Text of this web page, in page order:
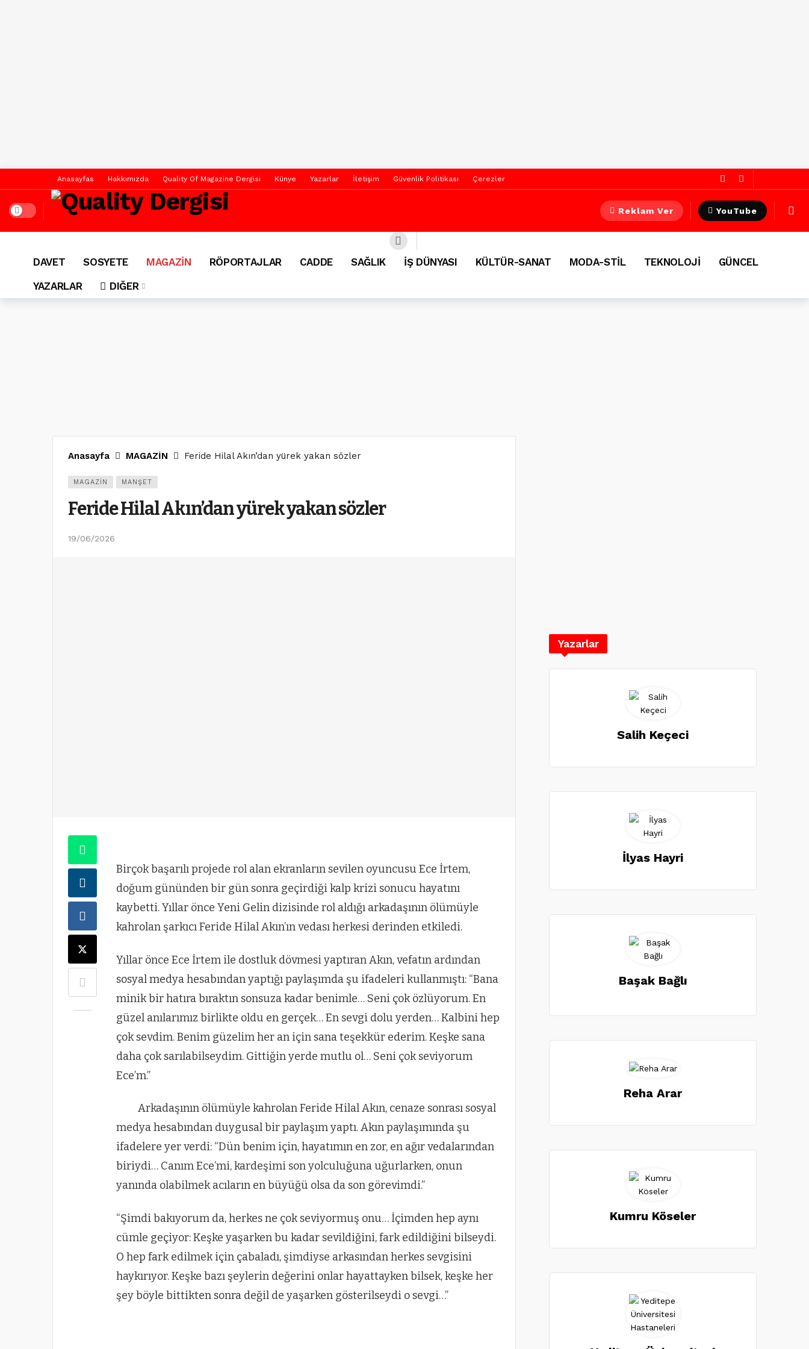
Anasayfas Hakkımızda Quality Of Magazine Dergisi Künye Yazarlar İletişim Güvenlik Politikası Çerezler
Dark mode Reklam Ver YouTube
DAVET SOSYETE MAGAZİN RÖPORTAJLAR CADDE SAĞLIK İŞ DÜNYASI KÜLTÜR-SANAT MODA-STİL TEKNOLOJİ
GÜNCEL
YAZARLAR
DIĞER
Anasayfa MAGAZİN Feride Hilal Akın’dan yürek yakan sözler
MAGAZİN MANŞET
Feride Hilal Akın’dan yürek yakan sözler
19/06/2026
Birçok başarılı projede rol alan ekranların sevilen oyuncusu Ece İrtem,
doğum gününden bir gün sonra geçirdiği kalp krizi sonucu hayatını
kaybetti. Yıllar önce Yeni Gelin dizisinde rol aldığı arkadaşının ölümüyle
kahrolan şarkıcı Feride Hilal Akın’ın vedası herkesi derinden etkiledi.
Yıllar önce Ece İrtem ile dostluk dövmesi yaptıran Akın, vefatın ardından
sosyal medya hesabından yaptığı paylaşımda şu ifadeleri kullanmıştı: “Bana
minik bir hatıra bıraktın sonsuza kadar benimle… Seni çok özlüyorum. En
güzel anılarımız birlikte oldu en gerçek… En sevgi dolu yerden… Kalbini hep
çok sevdim. Benim güzelim her an için sana teşekkür ederim. Keşke sana
daha çok sarılabilseydim. Gittiğin yerde mutlu ol… Seni çok seviyorum
Ece’m.”
Arkadaşının ölümüyle kahrolan Feride Hilal Akın, cenaze sonrası sosyal
medya hesabından duygusal bir paylaşım yaptı. Akın paylaşımında şu
ifadelere yer verdi: “Dün benim için, hayatımın en zor, en ağır vedalarından
biriydi… Canım Ece’mi, kardeşimi son yolculuğuna uğurlarken, onun
yanında olabilmek acıların en büyüğü olsa da son görevimdi.”
“Şimdi bakıyorum da, herkes ne çok seviyormuş onu… İçimden hep aynı
cümle geçiyor: Keşke yaşarken bu kadar sevildiğini, fark edildiğini bilseydi.
O hep fark edilmek için çabaladı, şimdiyse arkasından herkes sevgisini
haykırıyor. Keşke bazı şeylerin değerini onlar hayattayken bilsek, keşke her
şey böyle bittikten sonra değil de yaşarken gösterilseydi o sevgi…”
Yazarlar
Salih Keçeci
İlyas Hayri
Başak Bağlı
Reha Arar
Kumru Köseler